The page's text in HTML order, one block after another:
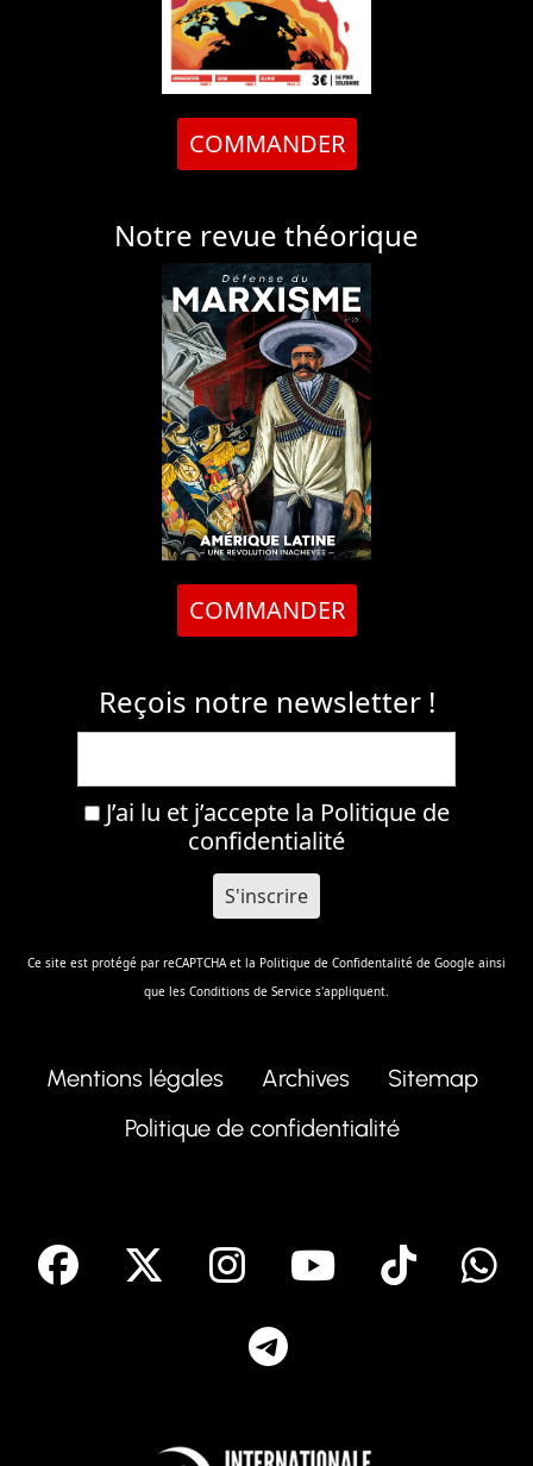
COMMANDER
Notre revue théorique
COMMANDER
Reçois notre newsletter !
J’ai lu et j’accepte la Politique de
confidentialité
Ce site est protégé par reCAPTCHA et la Politique de Confidentalité de Google ainsi
que les Conditions de Service s'appliquent.
Mentions légales Archives
Sitemap
Politique de confidentialité
facebook Instagram
Youtube
Tik